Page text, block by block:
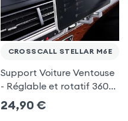
CROSSCALL STELLAR M6E
Support Voiture Ventouse
- Réglable et rotatif 360°
pour Crosscall Stellar
M6E
24,90 €